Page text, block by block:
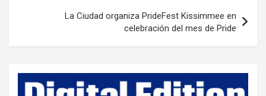
a
La Ciudad organiza PrideFest Kissimmee en
celebración del mes de Pride